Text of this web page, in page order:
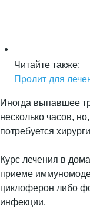
Читайте также:
Пролит для
Иногда выпавшее
несколько часов,
потребуется
Курс лечения в
приеме
циклоферон либо
инфекции.